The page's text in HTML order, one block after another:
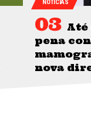
NOTICIAS
Até
pena
nova